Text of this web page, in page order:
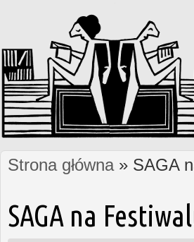
Jesteś tutaj
Strona główna» SAGA
SAGA na